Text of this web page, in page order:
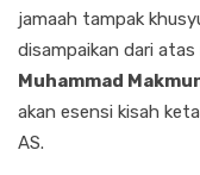
jamaah tampak
disampaikan dari atas
Muhammad
akan esensi kisah
AS.